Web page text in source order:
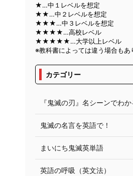
★…中１レベルを想定
★★…中２レベルを想定
★★★…中３レベルを想定
★★★★…高校レベル
★★★★★…大学以上レベル
※教科書によっては違う場合もあ
カテゴリー
『鬼滅の刃』名シーンでわ
鬼滅の名言を英語で！
まいにち鬼滅英単語
英語の呼吸（英文法）